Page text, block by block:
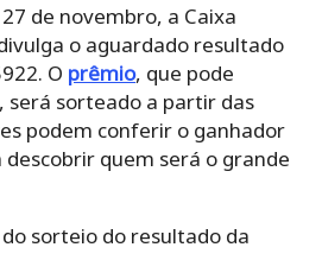
de novembro, a Caixa
o aguardado resultado
O prêmio, que pode
será sorteado a partir das
podem conferir o ganhador
quem será o grande
sorteio do resultado da